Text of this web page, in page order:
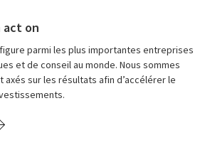
act on
figure parmi les plus importantes entreprises
et de conseil au monde. Nous sommes
sur les résultats afin d’accélérer le